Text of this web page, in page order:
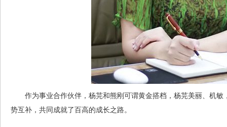
作为事业合作伙伴，杨芫和熊刚可谓黄金搭档，杨芫美丽、机敏
势互补，共同成就了百高的成长之路。